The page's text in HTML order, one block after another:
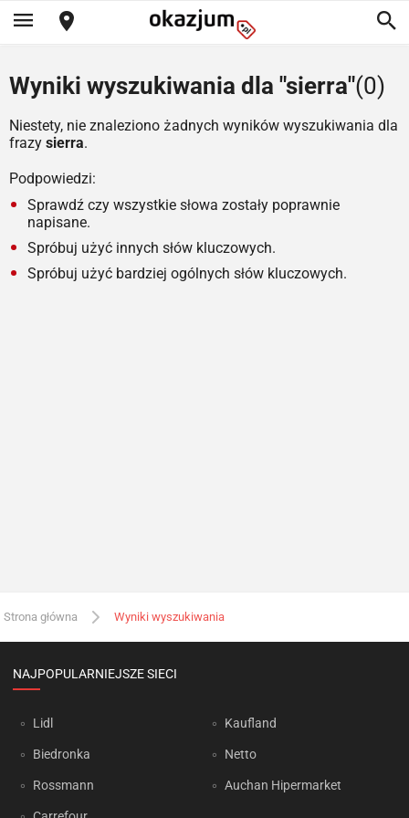
Wyniki wyszukiwania dla "sierra"(0)
Niestety, nie znaleziono żadnych wyników wyszukiwania dla
frazy sierra.
Podpowiedzi:
Sprawdź czy wszystkie słowa zostały poprawnie
napisane.
Spróbuj użyć innych słów kluczowych.
Spróbuj użyć bardziej ogólnych słów kluczowych.
Strona główna Wyniki wyszukiwania
NAJPOPULARNIEJSZE SIECI
Lidl
Biedronka
Rossmann
Kaufland
Netto
Auchan Hipermarket